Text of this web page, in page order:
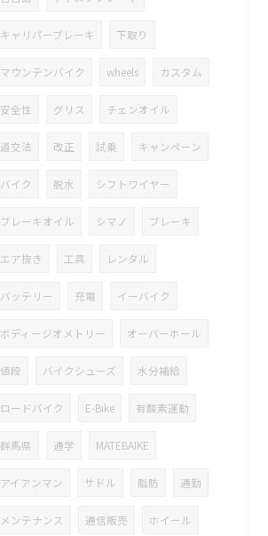
キャリパーブレーキ 下取り
マウンテンバイク wheels カスタム
安全性 グリス チェンオイル
道交法 改正 試乗 キャンペーン
バイク 脱水 シフトワイヤー
ブレーキオイル シマノ ブレーキ
エア抜き 工具 レンタル
バッテリー 充電 イーバイク
ボディージオメトリー オーバーホール
値段 バイクシューズ 水分補給
ロードバイク E-Bike 有酸素運動
群馬県 通学 MATEBAIKE
アイアンマン サドル 脂肪 通勤
メンテナンス 通信販売 ホイール